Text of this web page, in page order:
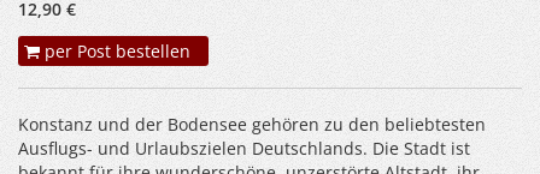
12,90 €
per Post bestellen
Konstanz und der Bodensee gehören zu den beliebtesten
Ausflugs- und Urlaubszielen Deutschlands. Die Stadt ist